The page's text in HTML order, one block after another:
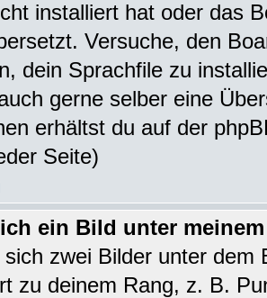
installiert hat oder das
Versuche, den
dein Sprachfile zu
gerne selber eine
erhältst du auf der
Seite)
ein Bild unter
sich zwei Bilder unter dem
zu deinem Rang, z. B.